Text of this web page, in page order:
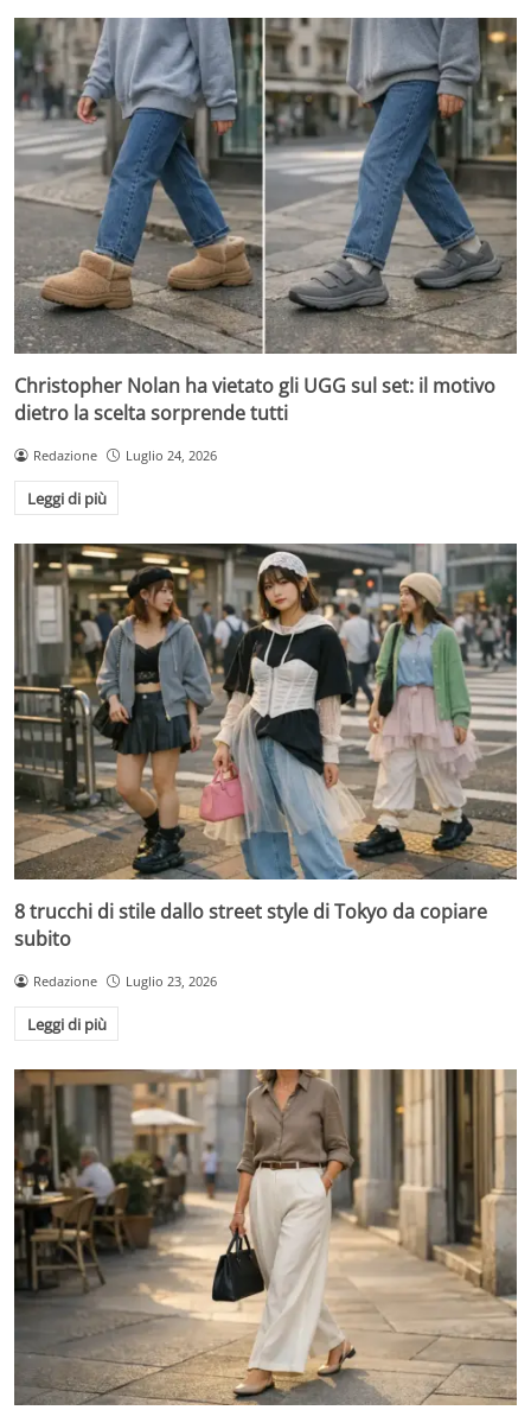
Christopher Nolan ha vietato gli UGG sul set: il motivo
dietro la scelta sorprende tutti
Redazione Luglio 24, 2026
Leggi di più
8 trucchi di stile dallo street style di Tokyo da copiare
subito
Redazione Luglio 23, 2026
Leggi di più